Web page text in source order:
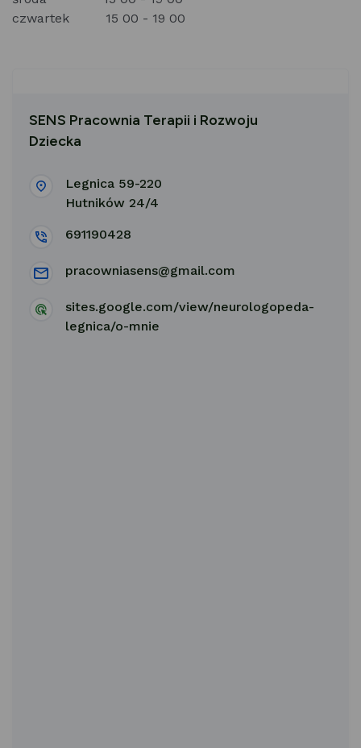
czwartek 15 00 - 19 00
SENS Pracownia Terapii i Rozwoju
Dziecka
Legnica 59-220
Hutników 24/4
691190428
pracowniasens@gmail.com
sites.google.com/view/neurologopeda-
legnica/o-mnie